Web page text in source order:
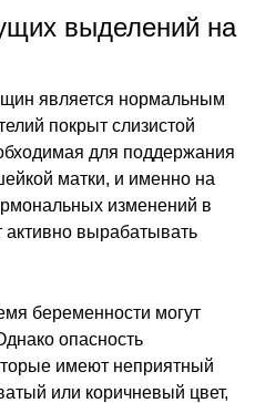
выделений на
является нормальным
покрыт слизистой
для поддержания
матки, и именно на
изменений в
активно вырабатывать
беременности могут
опасность
имеют неприятный
или коричневый цвет,